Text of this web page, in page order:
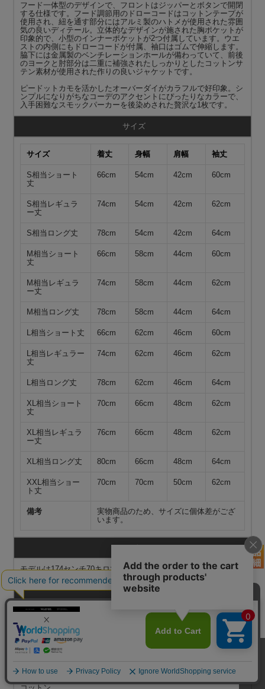
フード一体型のデザインで、フロントはジッパーとボタンで開閉
する仕様です。フード調節用のドローコードはコットンテープが
使用され、紐を通す部分にはアルミ製のハトメが使用された雰囲
気の良いディテール。立体的なデザインが施された胸ポケットが
印象的で、小型のインナーポケットが2つ付属しています。ウエ
ストの内側にもドローコードが付属、袖口はゴムで伸縮します。
脇下には金属製のベンチレーションホールが備わっていて、前後
のヨークと肘部分は二重に補強されたしっかりとしたコットンサ
テン素材が使用された作りの良いジャケットです。
ピードットカモを活かしたオーバーダイがカラフルで好印象。シ
ンプルになりがちなコーデのアクセントにぴったりなカラーで、
入手困難なスモックパーカーを後染めされた贅沢な1枚です。
サイズ
サイズ 着丈 身幅 肩幅 袖丈
S相当ショート
丈
66cm 54cm 42cm 60cm
S相当レギュラ
ー丈
74cm 54cm 42cm 62cm
S相当ロング丈 78cm 54cm 42cm 64cm
M相当ショート
丈
66cm 58cm 44cm 60cm
M相当レギュラ
ー丈
74cm 58cm 44cm 62cm
M相当ロング丈 78cm 58cm 44cm 64cm
L相当ショート丈 66cm 62cm 46cm 60cm
L相当レギュラー
丈
74cm 62cm 46cm 62cm
L相当ロング丈 78cm 62cm 46cm 64cm
XL相当ショート
丈
70cm 66cm 48cm 62cm
XL相当レギュラ
ー丈
76cm 66cm 48cm 62cm
XL相当ロング丈 80cm 66cm 48cm 64cm
XXL相当ショー
ト丈
70cm 70cm 50cm 62cm
備考
実物商品のため、サイズに個体差がござ
います。
モデル
モデルは174センチ70キロでM相当レギュラー丈の商品着用で
す。
BLUE DYED
PURPLE DYED
GREEN DYED
ORANGE DYED
素材